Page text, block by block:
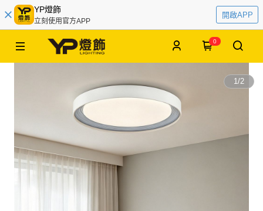
YP燈飾
立刻使用官方APP
開啟APP
0
1/2